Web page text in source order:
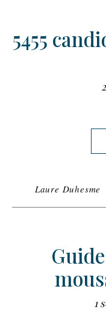
5455
Laure Duhesme
1